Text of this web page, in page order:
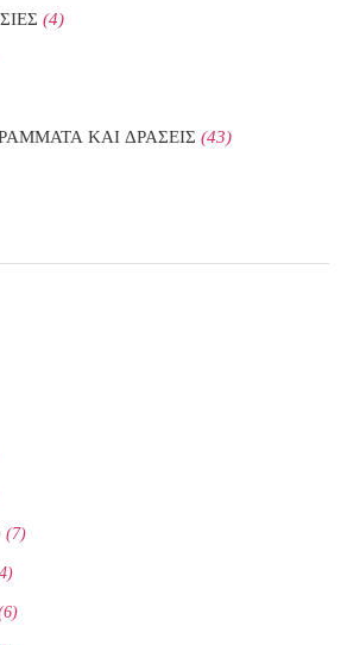
(4)
ΚΑΙ ΔΡΑΣΕΙΣ (43)
(7)